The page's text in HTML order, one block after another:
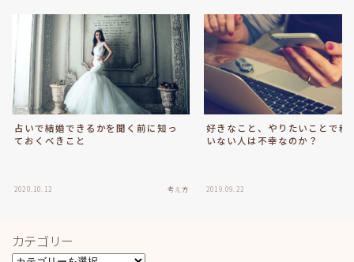
占いで結婚できるかを聞く前に知っ
ておくべきこと
2020.10.12 考え方
好きなこと、やりたいことで稼
いない人は不幸なのか？
2019.09.22
カテゴリー